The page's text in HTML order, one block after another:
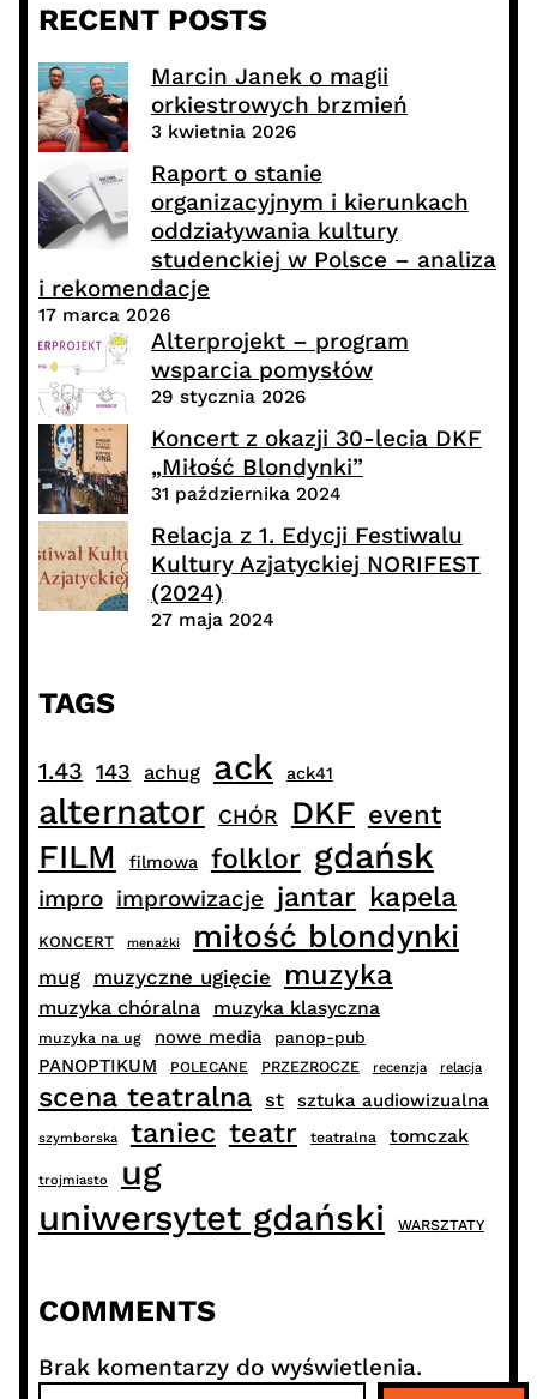
RECENT POSTS
Marcin Janek o magii
orkiestrowych brzmień
3 kwietnia 2026
Raport o stanie
organizacyjnym i kierunkach
oddziaływania kultury
studenckiej w Polsce – analiza
i rekomendacje
17 marca 2026
Alterprojekt – program
wsparcia pomysłów
29 stycznia 2026
Koncert z okazji 30-lecia DKF
„Miłość Blondynki”
31 października 2024
Relacja z 1. Edycji Festiwalu
Kultury Azjatyckiej NORIFEST
(2024)
27 maja 2024
TAGS
1.43 143 achug ack ack41
alternator CHÓR DKF event
FILM filmowa folklor gdańsk
impro improwizacje jantar kapela
KONCERT menażki miłość blondynki
mug muzyczne ugięcie muzyka
muzyka chóralna muzyka klasyczna
muzyka na ug nowe media panop-pub
PANOPTIKUM POLECANE PRZEZROCZE recenzja relacja
scena teatralna st sztuka audiowizualna
szymborska taniec teatr teatralna tomczak
trojmiasto
ug
uniwersytet gdański
WARSZTATY
COMMENTS
Brak komentarzy do wyświetlenia.